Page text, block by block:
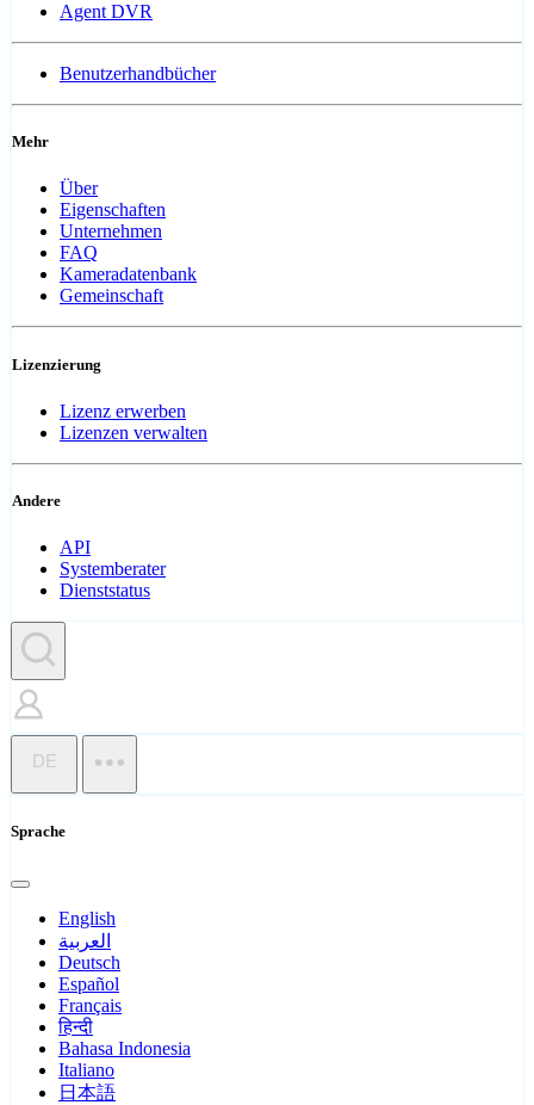
Agent DVR
Benutzerhandbücher
Mehr
Über
Eigenschaften
Unternehmen
FAQ
Kameradatenbank
Gemeinschaft
Lizenzierung
Lizenz erwerben
Lizenzen verwalten
Andere
API
Systemberater
Dienststatus
DE
Sprache
English
العربية
Deutsch
Español
Français
हिन्दी
Bahasa Indonesia
Italiano
日本語